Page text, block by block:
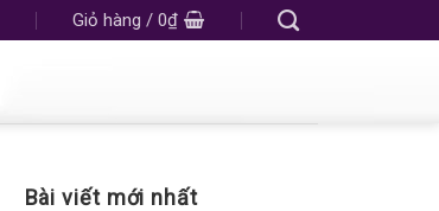
Giỏ hàng / 0₫
Bài viết mới nhất